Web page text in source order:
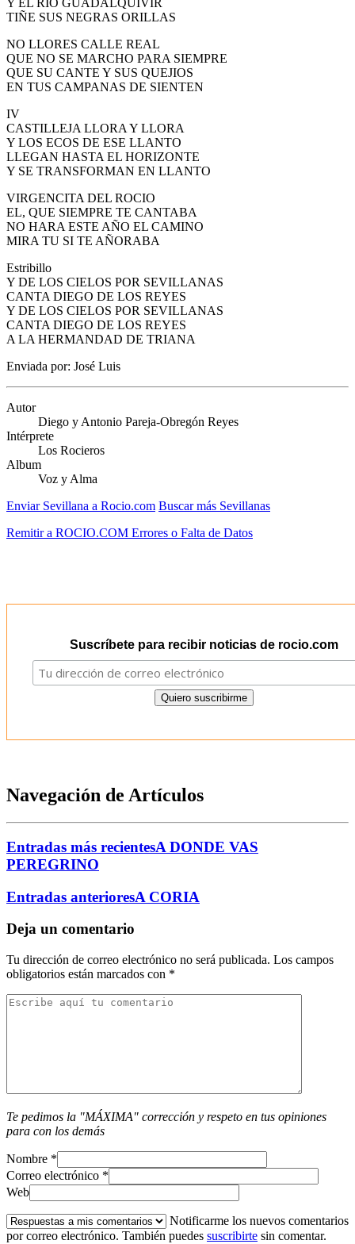
Y EL RIO GUADALQUIVIR
TIÑE SUS NEGRAS ORILLAS
NO LLORES CALLE REAL
QUE NO SE MARCHO PARA SIEMPRE
QUE SU CANTE Y SUS QUEJIOS
EN TUS CAMPANAS DE SIENTEN
IV
CASTILLEJA LLORA Y LLORA
Y LOS ECOS DE ESE LLANTO
LLEGAN HASTA EL HORIZONTE
Y SE TRANSFORMAN EN LLANTO
VIRGENCITA DEL ROCIO
EL, QUE SIEMPRE TE CANTABA
NO HARA ESTE AÑO EL CAMINO
MIRA TU SI TE AÑORABA
Estribillo
Y DE LOS CIELOS POR SEVILLANAS
CANTA DIEGO DE LOS REYES
Y DE LOS CIELOS POR SEVILLANAS
CANTA DIEGO DE LOS REYES
A LA HERMANDAD DE TRIANA
Enviada por: José Luis
Autor
Diego y Antonio Pareja-Obregón Reyes
Intérprete
Los Rocieros
Album
Voz y Alma
Enviar Sevillana a Rocio.com Buscar más Sevillanas
Remitir a ROCIO.COM Errores o Falta de Datos
Suscríbete para recibir noticias de rocio.com
Navegación de Artículos
Entradas más recientesA DONDE VAS
PEREGRINO
Entradas anterioresA CORIA
Deja un comentario
Tu dirección de correo electrónico no será publicada. Los campos
obligatorios están marcados con *
Te pedimos la "MÁXIMA" corrección y respeto en tus opiniones
para con los demás
Nombre *
Correo electrónico *
Web
Notificarme los nuevos comentarios
por correo electrónico. También puedes suscribirte sin comentar.